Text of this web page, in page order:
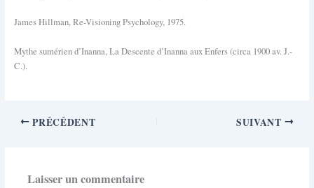
James Hillman, Re-Visioning Psychology, 1975.
Mythe sumérien d’Inanna, La Descente d’Inanna aux Enfers (circa 1900 av. J.-
C.).
PRÉCÉDENT SUIVANT
Laisser un commentaire